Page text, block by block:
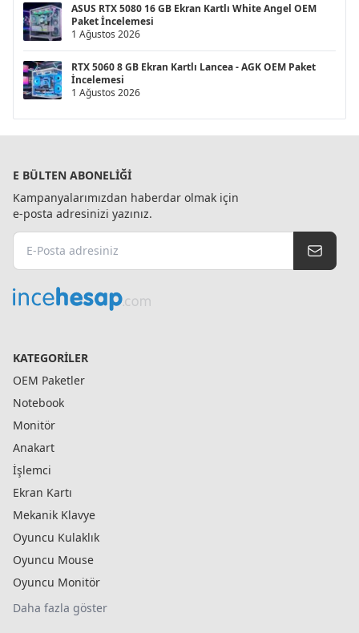
ASUS RTX 5080 16 GB Ekran Kartlı White Angel OEM
Paket İncelemesi
1 Ağustos 2026
RTX 5060 8 GB Ekran Kartlı Lancea - AGK OEM Paket
İncelemesi
1 Ağustos 2026
E BÜLTEN ABONELIĞI
Kampanyalarımızdan haberdar olmak için
e-posta adresinizi yazınız.
KATEGORILER
OEM Paketler
Notebook
Monitör
Anakart
İşlemci
Ekran Kartı
Mekanik Klavye
Oyuncu Kulaklık
Oyuncu Mouse
Oyuncu Monitör
Daha fazla göster